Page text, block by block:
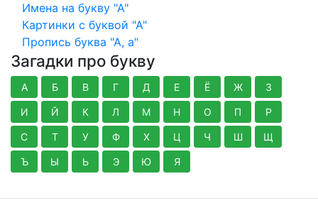
Имена на букву "А"
Картинки с буквой "А"
Пропись буква "А, а"
Загадки про букву
А Б В Г Д Е Ё Ж З
И Й К Л М Н О П Р
С Т У Ф Х Ц Ч Ш Щ
Ъ Ы Ь Э Ю Я